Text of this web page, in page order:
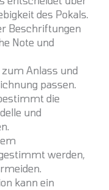
des Pokals.
Beschriftungen
Note und
Anlass und
passen.
die
und
werden,
kann ein